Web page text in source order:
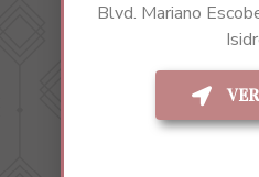
Blvd. Mariano